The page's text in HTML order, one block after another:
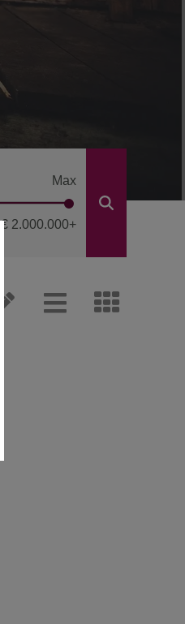
Max
€ 2.000.000+